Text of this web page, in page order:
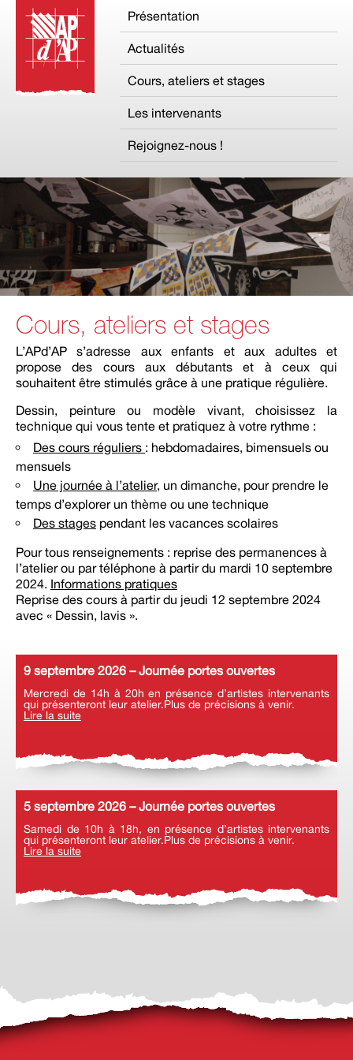
Présentation
Actualités
Cours, ateliers et stages
Les intervenants
Rejoignez-nous !
Cours, ateliers et stages
L’APd’AP s’adresse aux enfants et aux adultes et
propose des cours aux débutants et à ceux qui
souhaitent être stimulés grâce à une pratique régulière.
Dessin, peinture ou modèle vivant, choisissez la
technique qui vous tente et pratiquez à votre rythme :
Des cours réguliers : hebdomadaires, bimensuels ou
mensuels
Une journée à l’atelier, un dimanche, pour prendre le
temps d’explorer un thème ou une technique
Des stages pendant les vacances scolaires
Pour tous renseignements : reprise des permanences à
l’atelier ou par téléphone à partir du mardi 10 septembre
2024. Informations pratiques
Reprise des cours à partir du jeudi 12 septembre 2024
avec « Dessin, lavis ».
9 septembre 2026 – Journée portes ouvertes
Mercredi de 14h à 20h en présence d’artistes intervenants
qui présenteront leur atelier.Plus de précisions à venir.
Lire la suite
5 septembre 2026 – Journée portes ouvertes
Samedi de 10h à 18h, en présence d’artistes intervenants
qui présenteront leur atelier.Plus de précisions à venir.
Lire la suite